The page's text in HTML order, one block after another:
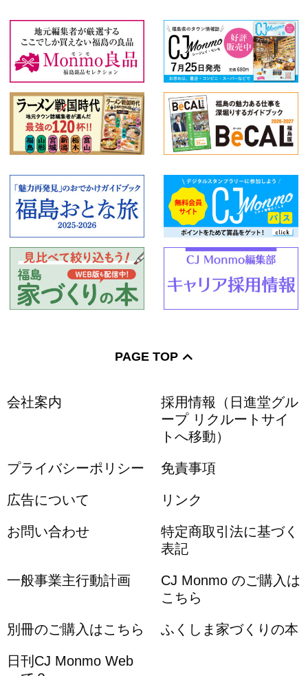
PAGE TOP
会社案内
採用情報（日進堂グル
ープ リクルートサイ
トへ移動）
プライバシーポリシー 免責事項
広告について リンク
お問い合わせ
特定商取引法に基づく
表記
一般事業主行動計画
CJ Monmo のご購入は
こちら
別冊のご購入はこちら ふくしま家づくりの本
日刊CJ Monmo Web